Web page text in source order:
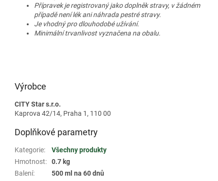
Přípravek je registrovaný jako doplněk stravy, v žádném
případě není lék ani náhrada pestré stravy.
Je vhodný pro dlouhodobé užívání.
Minimální trvanlivost vyznačena na obalu.
Výrobce
CITY Star s.r.o.
Kaprova 42/14, Praha 1, 110 00
Doplňkové parametry
Kategorie:
Všechny produkty
Hmotnost:
0.7 kg
Balení: 500 ml na 60 dnů